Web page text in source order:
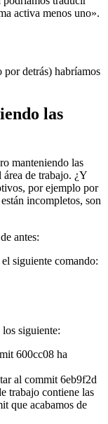
activa menos uno».
detrás) habríamos
las
manteniendo las
de trabajo. ¿Y
por ejemplo por
incompletos, son
antes:
siguiente comando:
siguiente:
600cc08 ha
al commit 6eb9f2d
trabajo contiene las
que acabamos de